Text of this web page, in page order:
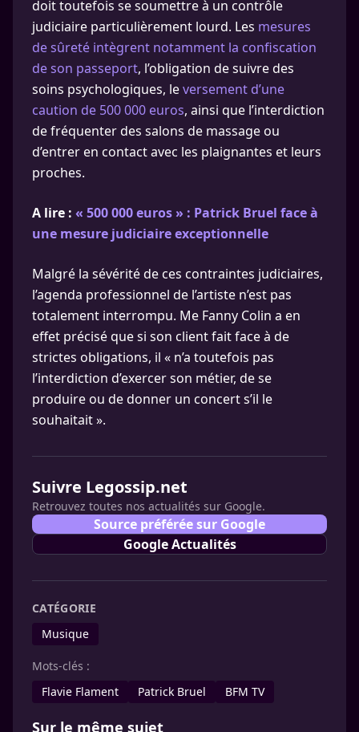
doit toutefois se soumettre à un contrôle
judiciaire particulièrement lourd. Les mesures
de sûreté intègrent notamment la confiscation
de son passeport, l’obligation de suivre des
soins psychologiques, leversement d’une
caution de 500 000 euros, ainsi que l’interdiction
de fréquenter des salons de massage ou
d’entrer en contact avec les plaignantes et leurs
proches.
A lire : « 500 000 euros » : Patrick Bruel face à
une mesure judiciaire exceptionnelle
Malgré la sévérité de ces contraintes judiciaires,
l’agenda professionnel de l’artiste n’est pas
totalement interrompu. Me Fanny Colin a en
effet précisé que si son client fait face à de
strictes obligations, il « n’a toutefois pas
l’interdiction d’exercer son métier, de se
produire ou de donner un concert s’il le
souhaitait ».
Suivre Legossip.net
Retrouvez toutes nos actualités sur Google.
Source préférée sur Google
Google Actualités
CATÉGORIE
Musique
Mots-clés :
Flavie Flament
Patrick Bruel BFM TV
Sur le même sujet